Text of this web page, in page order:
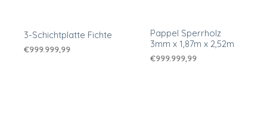
3-Schichtplatte Fichte
€999.999,99
Pappel Sperrholz
3mm x 1,87m x 2,52m
€999.999,99